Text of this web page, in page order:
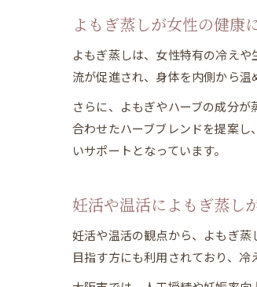
よもぎ蒸しが女性の健康
よもぎ蒸しは、女性特有の冷え
流が促進され、身体を内側から温
さらに、よもぎやハーブの成分
合わせたハーブブレンドを提案
いサポートとなっています。
妊活や温活によもぎ蒸し
妊活や温活の観点から、よもぎ
目指す方にも利用されており、冷